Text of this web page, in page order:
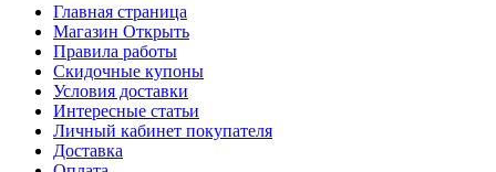
Главная страница
Магазин Открыть
Правила работы
Скидочные купоны
Условия доставки
Интересные статьи
Личный кабинет покупателя
Доставка